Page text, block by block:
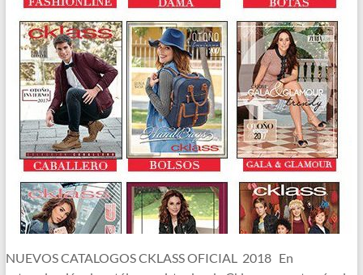
NUEVOS CATALOGOS CKLASS OFICIAL 2018 En